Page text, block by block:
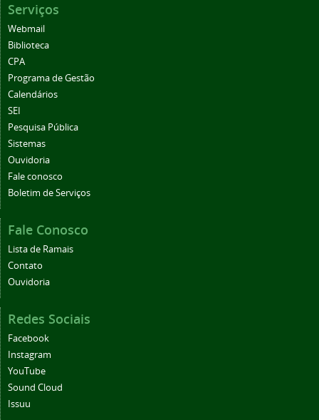
Serviços
Webmail
Biblioteca
CPA
Programa de Gestão
Calendários
SEI
Pesquisa Pública
Sistemas
Ouvidoria
Fale conosco
Boletim de Serviços
Fale Conosco
Lista de Ramais
Contato
Ouvidoria
Redes Sociais
Facebook
Instagram
YouTube
Sound Cloud
Issuu